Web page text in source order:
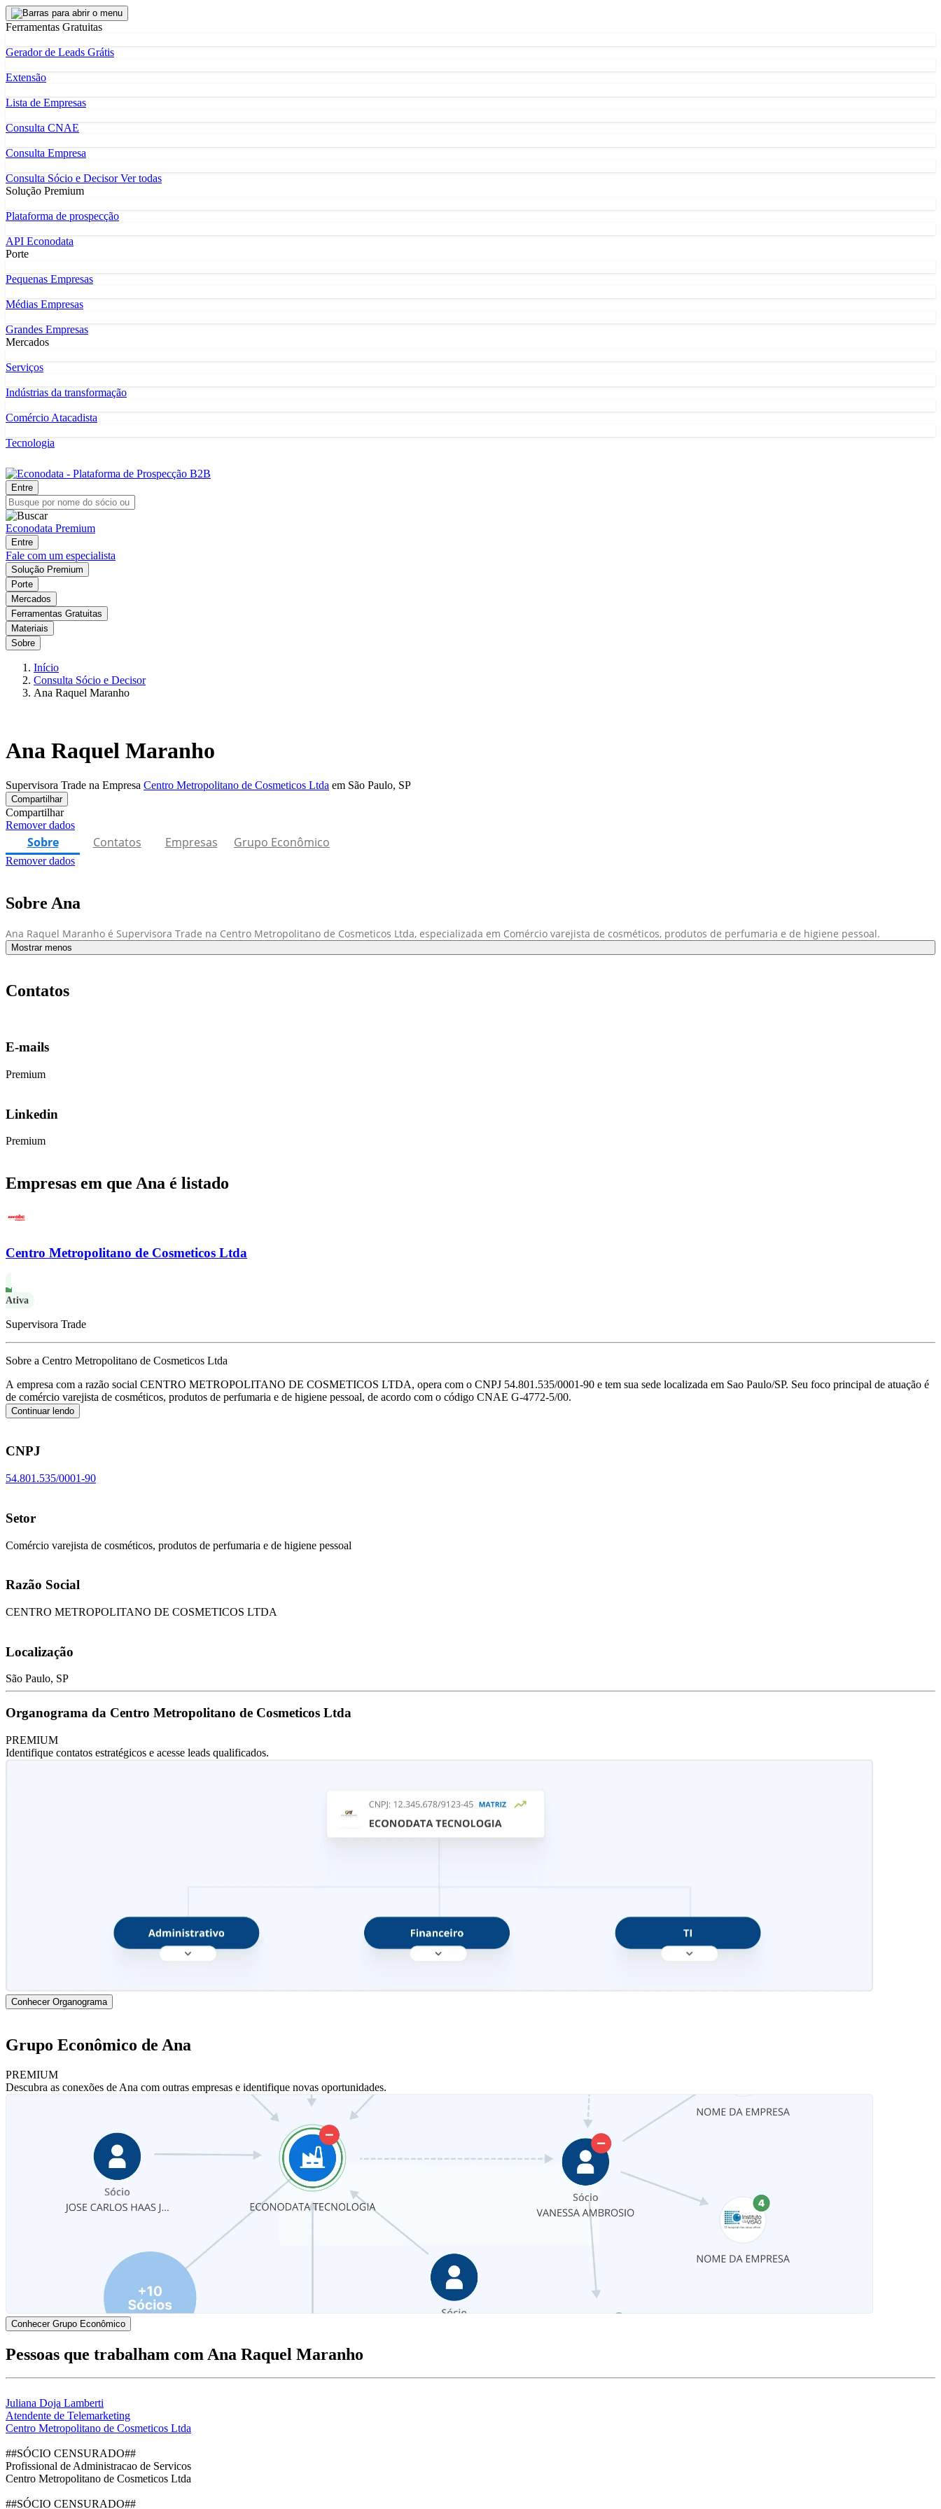
Ferramentas Gratuitas
Gerador de Leads Grátis
Extensão
Lista de Empresas
Consulta CNAE
Consulta Empresa
Consulta Sócio e DecisorVer todas
Solução Premium
Plataforma de prospecção
API Econodata
Porte
Pequenas Empresas
Médias Empresas
Grandes Empresas
Mercados
Serviços
Indústrias da transformação
Comércio Atacadista
Tecnologia
Entre
Econodata Premium
Entre
Fale com um especialista
Solução Premium
Porte
Mercados
Ferramentas Gratuitas
Materiais
Sobre
Início
Consulta Sócio e Decisor
Ana Raquel Maranho
Ana Raquel Maranho
Supervisora Trade na Empresa Centro Metropolitano de Cosmeticos Ltda em São Paulo, SP
Compartilhar
Compartilhar
Remover dados
Sobre Contatos Empresas Grupo Econômico
Remover dados
Sobre Ana
Ana Raquel Maranho é Supervisora Trade na Centro Metropolitano de Cosmeticos Ltda, especializada em Comércio varejista de cosméticos, produtos de perfumaria e de higiene pessoal.
Mostrar menos
Contatos
E-mails
Premium
Linkedin
Premium
Empresas em que Ana é listado
Centro Metropolitano de Cosmeticos Ltda
Ativa
Supervisora Trade
Sobre a Centro Metropolitano de Cosmeticos Ltda
A empresa com a razão social CENTRO METROPOLITANO DE COSMETICOS LTDA, opera com o CNPJ 54.801.535/0001-90 e tem sua sede localizada em Sao Paulo/SP. Seu foco principal de atuação é
de comércio varejista de cosméticos, produtos de perfumaria e de higiene pessoal, de acordo com o código CNAE G-4772-5/00.
Continuar lendo
CNPJ
54.801.535/0001-90
Setor
Comércio varejista de cosméticos, produtos de perfumaria e de higiene pessoal
Razão Social
CENTRO METROPOLITANO DE COSMETICOS LTDA
Localização
São Paulo, SP
Organograma da Centro Metropolitano de Cosmeticos Ltda
PREMIUM
Identifique contatos estratégicos e acesse leads qualificados.
Conhecer Organograma
Grupo Econômico de Ana
PREMIUM
Descubra as conexões de Ana com outras empresas e identifique novas oportunidades.
Conhecer Grupo Econômico
Pessoas que trabalham com Ana Raquel Maranho
Juliana Doja Lamberti
Atendente de Telemarketing
Centro Metropolitano de Cosmeticos Ltda
##SÓCIO CENSURADO##
Profissional de Administracao de Servicos
Centro Metropolitano de Cosmeticos Ltda
##SÓCIO CENSURADO##